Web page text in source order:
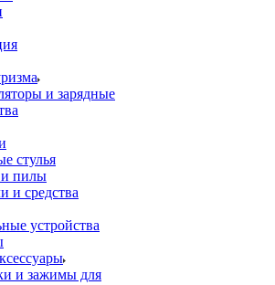
и зарядные
стулья
пилы
и средства
устройства
и зажимы для